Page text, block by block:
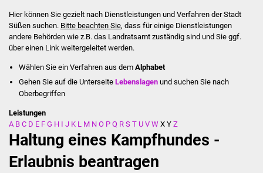
Ratsinformationssystem
Jugendbeirat
Summerrockfestival
Stadtverwaltung
Hier können Sie gezielt nach Dienstleistungen und Verfahren der Stadt
Süßen suchen. Bitte beachten Sie, dass für einige Dienstleistungen
andere Behörden wie z.B. das Landratsamt zuständig sind und Sie ggf.
über einen Link weitergeleitet werden.
Wählen Sie ein Verfahren aus dem Alphabet
Gehen Sie auf die UnterseiteLebenslagen und suchen Sie nach
Oberbegriffen
Leistungen
A B C D E F G H I J K L M N O P Q R S T U V W X Y Z
Haltung eines Kampfhundes -
Erlaubnis beantragen